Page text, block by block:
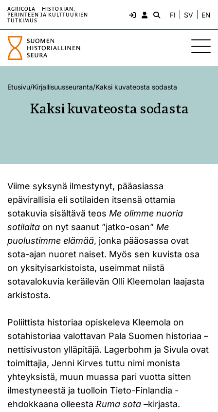
AGRICOLA – HISTORIAN,
PERINTEEN JA KULTTUURIEN
TUTKIMUS
FI SV EN
Etusivu/Kirjallisuusseuranta/Kaksi kuvateosta sodasta
Kaksi kuvateosta sodasta
Viime syksynä ilmestynyt, pääasiassa
epävirallisia eli sotilaiden itsensä ottamia
sotakuvia sisältävä teos Me olimme nuoria
sotilaita on nyt saanut ”jatko-osan” Me
puolustimme elämää, jonka pääosassa ovat
sota-ajan nuoret naiset. Myös sen kuvista osa
on yksityisarkistoista, useimmat niistä
sotavalokuvia keräilevän Olli Kleemolan laajasta
arkistosta.
Poliittista historiaa opiskeleva Kleemola on
sotahistoriaa valottavan Pala Suomen historiaa –
nettisivuston ylläpitäjä. Lagerbohm ja Sivula ovat
toimittajia, Jenni Kirves tuttu nimi monista
yhteyksistä, muun muassa pari vuotta sitten
ilmestyneestä ja tuolloin Tieto-Finlandia -
ehdokkaana olleesta Ruma sota –kirjasta.